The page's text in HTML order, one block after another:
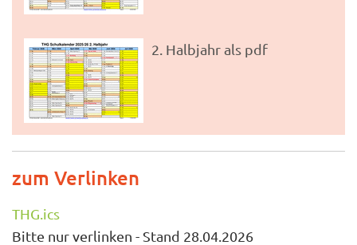
2. Halbjahr als pdf
zum Verlinken
THG.ics
Bitte nur verlinken - Stand 28.04.2026